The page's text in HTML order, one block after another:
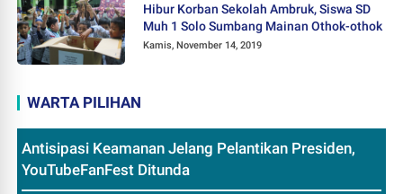
Hibur Korban Sekolah Ambruk, Siswa SD
Muh 1 Solo Sumbang Mainan Othok-othok
Kamis, November 14, 2019
WARTA PILIHAN
Antisipasi Keamanan Jelang Pelantikan Presiden,
YouTubeFanFest Ditunda